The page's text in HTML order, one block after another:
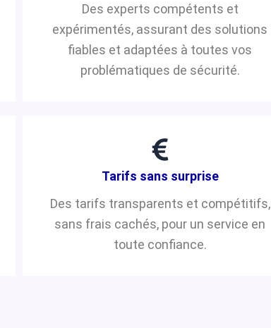
Des experts compétents et
expérimentés, assurant des solutions
fiables et adaptées à toutes vos
problématiques de sécurité.
Tarifs sans surprise
Des tarifs transparents et compétitifs,
sans frais cachés, pour un service en
toute confiance.